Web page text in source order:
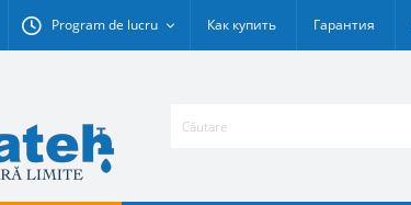
Program de lucru Как купить Гарантия